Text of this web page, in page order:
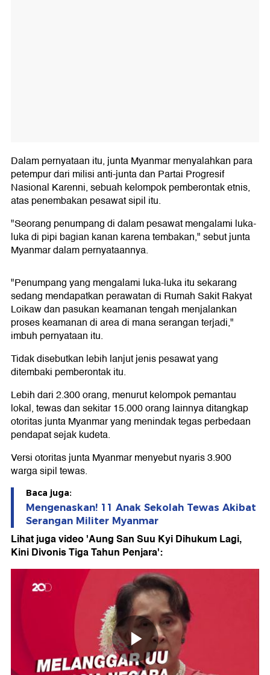
Dalam pernyataan itu, junta Myanmar menyalahkan para
petempur dari milisi anti-junta dan Partai Progresif
Nasional Karenni, sebuah kelompok pemberontak etnis,
atas penembakan pesawat sipil itu.
"Seorang penumpang di dalam pesawat mengalami luka-
luka di pipi bagian kanan karena tembakan," sebut junta
Myanmar dalam pernyataannya.
"Penumpang yang mengalami luka-luka itu sekarang
sedang mendapatkan perawatan di Rumah Sakit Rakyat
Loikaw dan pasukan keamanan tengah menjalankan
proses keamanan di area di mana serangan terjadi,"
imbuh pernyataan itu.
Tidak disebutkan lebih lanjut jenis pesawat yang
ditembaki pemberontak itu.
Lebih dari 2.300 orang, menurut kelompok pemantau
lokal, tewas dan sekitar 15.000 orang lainnya ditangkap
otoritas junta Myanmar yang menindak tegas perbedaan
pendapat sejak kudeta.
Versi otoritas junta Myanmar menyebut nyaris 3.900
warga sipil tewas.
Baca juga:
Mengenaskan! 11 Anak Sekolah Tewas Akibat
Serangan Militer Myanmar
Lihat juga video 'Aung San Suu Kyi Dihukum Lagi,
Kini Divonis Tiga Tahun Penjara':